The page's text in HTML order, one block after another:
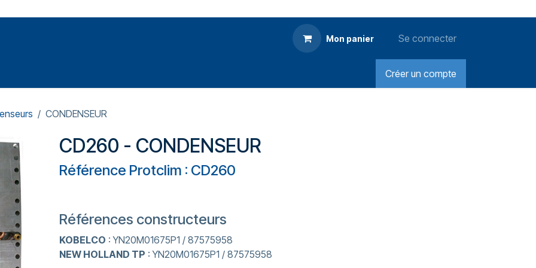
Mon panier Se connecter
Créer un compte
CONDENSEUR
CD260 - CONDENSEUR
Référence Protclim : CD260
Références constructeurs
KOBELCO : YN20M01675P1 / 87575958
NEW HOLLAND TP : YN20M01675P1 / 87575958